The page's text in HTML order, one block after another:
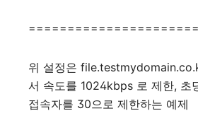
위 설정은
서 속도를 1024kbps 로 제한, 초
접속자를 30으로 제한하는 예제